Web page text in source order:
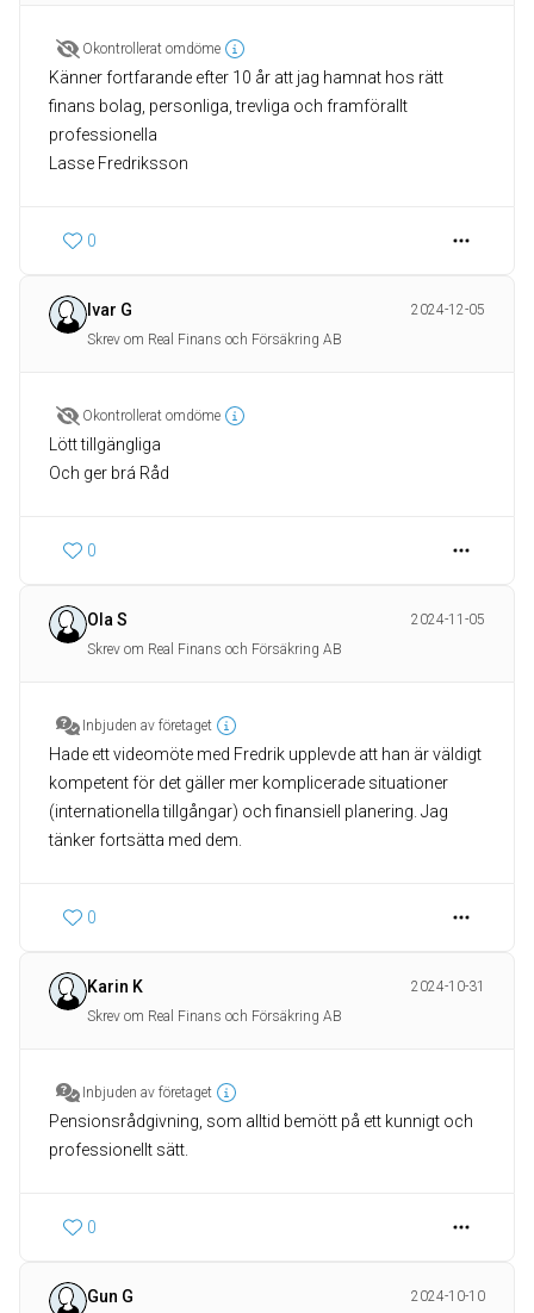
Okontrollerat omdöme
Känner fortfarande efter 10 år att jag hamnat hos rätt
finans bolag, personliga, trevliga och framförallt
professionella
Lasse Fredriksson
0
Ivar G
2024-12-05
Skrev om Real Finans och Försäkring AB
Okontrollerat omdöme
Lött tillgängliga
Och ger brá Råd
0
Ola S
2024-11-05
Skrev om Real Finans och Försäkring AB
Inbjuden av företaget
Hade ett videomöte med Fredrik upplevde att han är väldigt
kompetent för det gäller mer komplicerade situationer
(internationella tillgångar) och finansiell planering. Jag
tänker fortsätta med dem.
0
Karin K
2024-10-31
Skrev om Real Finans och Försäkring AB
Inbjuden av företaget
Pensionsrådgivning, som alltid bemött på ett kunnigt och
professionellt sätt.
0
Gun G
2024-10-10